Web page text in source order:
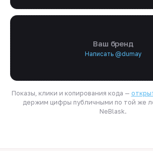
Ваш бренд
Написать @dumay
Показы, клики и копирования кода —
держим цифры публичными по той же
NeBlask.